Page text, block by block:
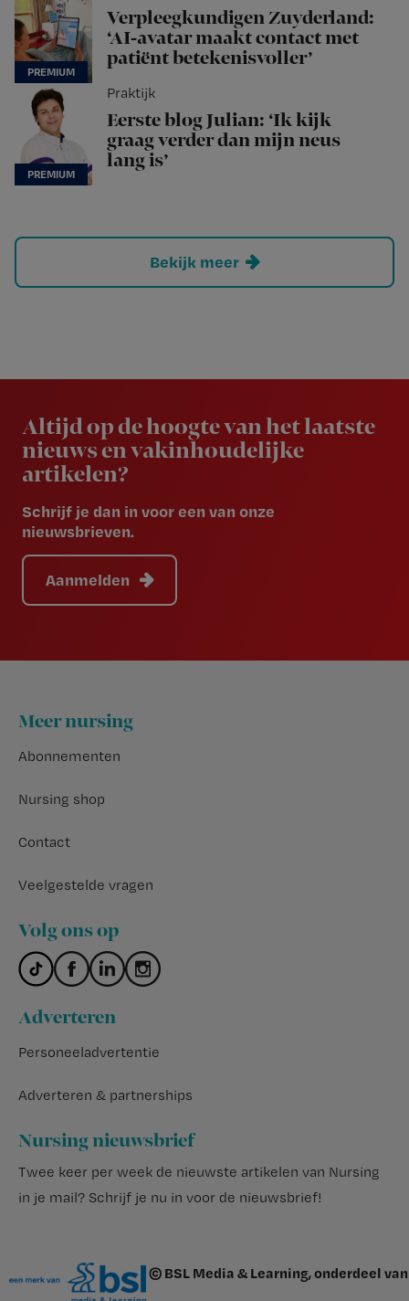
Verpleegkundigen Zuyderland:
‘AI-avatar maakt contact met
patiënt betekenisvoller’
Praktijk
Eerste blog Julian: ‘Ik kijk
graag verder dan mijn neus
lang is’
Bekijk meer
Altijd op de hoogte van het laatste
nieuws en vakinhoudelijke
artikelen?
Schrijf je dan in voor een van onze
nieuwsbrieven.
Aanmelden
Footer
Meer nursing
Abonnementen
Nursing shop
Contact
Veelgestelde vragen
Volg ons op
Adverteren
Personeeladvertentie
Adverteren & partnerships
Nursing nieuwsbrief
Twee keer per week de nieuwste artikelen van Nursing
in je mail? Schrijf je nu in voor de nieuwsbrief!
© BSL Media & Learning, onderdeel van